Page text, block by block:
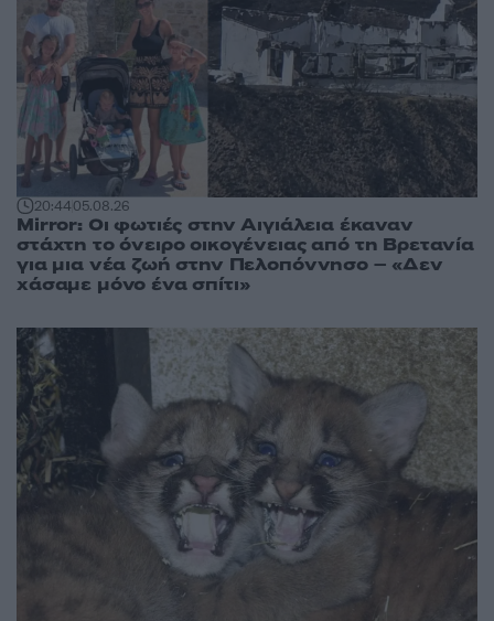
20:4405.08.26
Mirror: Οι φωτιές στην Αιγιάλεια έκαναν
στάχτη το όνειρο οικογένειας από τη Βρετανία
για μια νέα ζωή στην Πελοπόννησο – «Δεν
χάσαμε μόνο ένα σπίτι»